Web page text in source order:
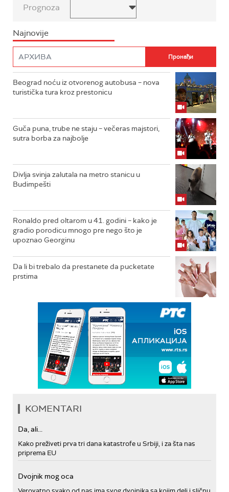
Prognoza
Najnovije
Beograd noću iz otvorenog autobusa – nova
turistička tura kroz prestonicu
Guča puna, trube ne staju – večeras majstori,
sutra borba za najbolje
Divlja svinja zalutala na metro stanicu u
Budimpešti
Ronaldo pred oltarom u 41. godini – kako je
gradio porodicu mnogo pre nego što je
upoznao Georginu
Da li bi trebalo da prestanete da pucketate
prstima
KOMENTARI
Da, ali...
Kako preživeti prva tri dana katastrofe u Srbiji, i za šta nas
priprema EU
Dvojnik mog oca